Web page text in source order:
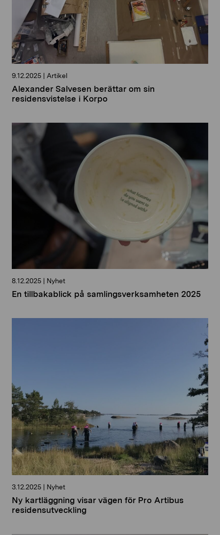
9.12.2025 | Artikel
Alexander Salvesen berättar om sin
residensvistelse i Korpo
8.12.2025 | Nyhet
En tillbakablick på samlingsverksamheten 2025
3.12.2025 | Nyhet
Ny kartläggning visar vägen för Pro Artibus
residensutveckling